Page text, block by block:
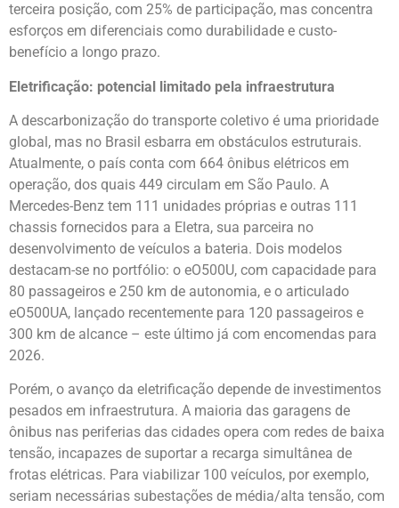
terceira posição, com 25% de participação, mas concentra
esforços em diferenciais como durabilidade e custo-
benefício a longo prazo.
Eletrificação: potencial limitado pela infraestrutura
A descarbonização do transporte coletivo é uma prioridade
global, mas no Brasil esbarra em obstáculos estruturais.
Atualmente, o país conta com 664 ônibus elétricos em
operação, dos quais 449 circulam em São Paulo. A
Mercedes-Benz tem 111 unidades próprias e outras 111
chassis fornecidos para a Eletra, sua parceira no
desenvolvimento de veículos a bateria. Dois modelos
destacam-se no portfólio: o eO500U, com capacidade para
80 passageiros e 250 km de autonomia, e o articulado
eO500UA, lançado recentemente para 120 passageiros e
300 km de alcance – este último já com encomendas para
2026.
Porém, o avanço da eletrificação depende de investimentos
pesados em infraestrutura. A maioria das garagens de
ônibus nas periferias das cidades opera com redes de baixa
tensão, incapazes de suportar a recarga simultânea de
frotas elétricas. Para viabilizar 100 veículos, por exemplo,
seriam necessárias subestações de média/alta tensão, com